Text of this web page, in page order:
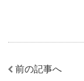
前の記事へ